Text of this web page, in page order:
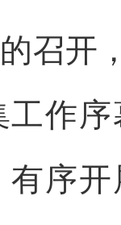
召开
工作
序